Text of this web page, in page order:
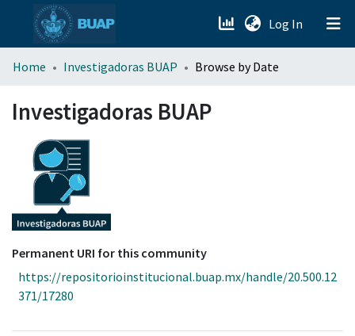
Log In (current)
menu.section.about_menu
All of DSpace
Home Investigadoras BUAP Browse by Date
Investigadoras BUAP
Permanent URI for this community
https://repositorioinstitucional.buap.mx/handle/20.500.12
371/17280